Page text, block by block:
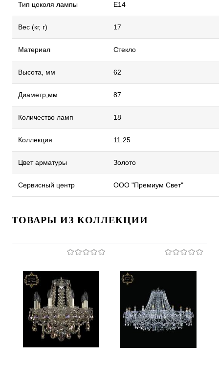
Тип цоколя лампы E14
Вес (кг, г) 17
Материал Стекло
Высота, мм 62
Диаметр,мм 87
Количество ламп 18
Коллекция 11.25
Цвет арматуры Золото
Сервисный центр ООО "Премиум Свет"
ТОВАРЫ ИЗ КОЛЛЕКЦИИ